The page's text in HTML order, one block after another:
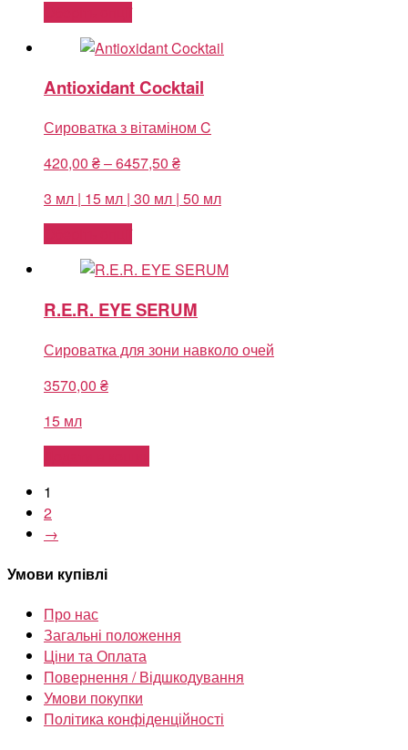
Antioxidant Cocktail
Сироватка з вітаміном C
420,00 ₴–6457,50 ₴Price
420,00 ₴
3 мл | 15 мл | 30 мл | 50 мл
R.E.R. EYE SERUM
Сироватка для зони навколо очей
3570,00 ₴
15 мл
1
2
→
Умови купівлі
Про нас
Загальні положення
Ціни та Оплата
Повернення / Відшкодування
Умови покупки
Політика конфіденційності